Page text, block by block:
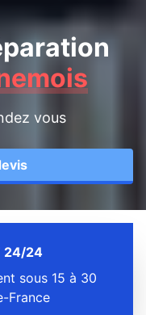
vous
24/24
sous 15 à 30
France